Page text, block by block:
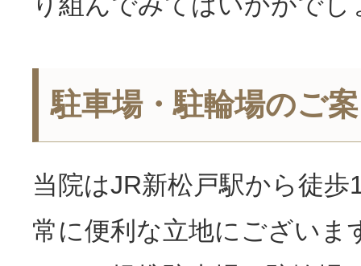
駐車場・駐輪場のご
当院はJR新松戸駅から徒
常に便利な立地にございま